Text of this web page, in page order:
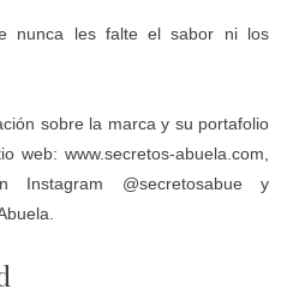
nunca les falte el sabor ni los
sobre la marca y su portafolio
web: www.secretos-abuela.com
Instagram @secretosabue y